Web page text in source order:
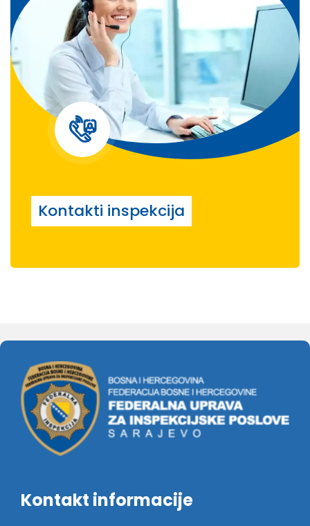
Kontakti inspekcija
Kontakt informacije